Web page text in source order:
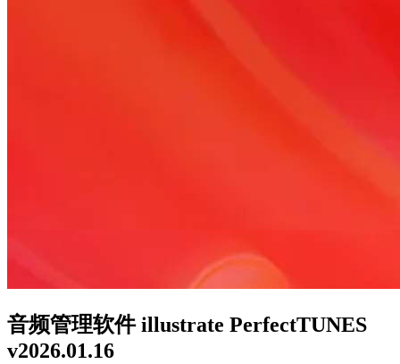
音频管理软件 illustrate PerfectTUNES
v2026.01.16